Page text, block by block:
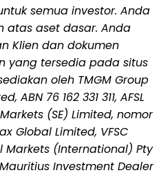
semua investor. Anda
atas aset dasar. Anda
Klien dan dokumen
yang tersedia pada situs
oleh TMGM Group
76 162 331 311, AFSL
(SE) Limited, nomor
Global Limited, VFSC
Markets (International) Pty
Investment Dealer